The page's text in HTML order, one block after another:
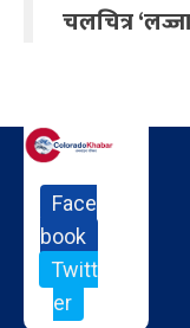
चलचित्र
Face
book
Twitt
er